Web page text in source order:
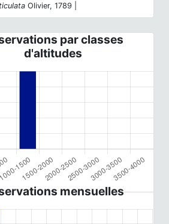
Olivier, 1789 |
par classes
d'altitudes
mensuelles